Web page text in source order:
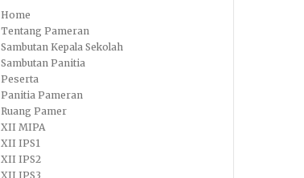
Home
Tentang Pameran
Sambutan Kepala Sekolah
Sambutan Panitia
Peserta
Panitia Pameran
Ruang Pamer
XII MIPA
XII IPS1
XII IPS2
XII IPS3